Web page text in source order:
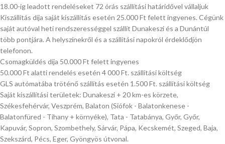
18.00-ig leadott rendeléseket 72 órás szállítási határidővel vállaljuk
Kiszállítás díja saját kiszállítás esetén 25.000 Ft felett ingyenes. Cégünk
saját autóval heti rendszerességgel szállít Dunakeszi és a Dunántúl
több pontjára. A helyszínekről és a szállítási napokról érdeklődjön
telefonon.
Csomagküldés díja 50.000 Ft felett ingyenes
50.000 Ft alatti rendelés esetén 4 000 Ft. szállítási költség
GLS autómatába tröténő szállítás esetén 1.500 Ft. szállítási költség
Saját kiszállítási területek: Dunakeszi + 20 km-es körzete,
Székesfehérvár, Veszprém, Balaton (Siófok - Balatonkenese -
Balatonfüred - Tihany + környéke), Tata - Tatabánya, Győr, Győr,
Kapuvár, Sopron, Szombethely, Sárvár, Pápa, Kecskemét, Szeged, Baja,
Szekszárd, Pécs, Eger, Gyöngyös útvonal.